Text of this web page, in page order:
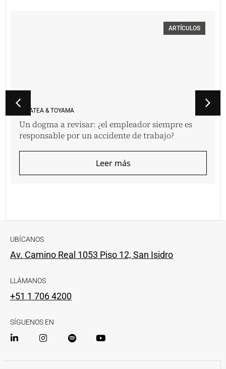
ARTÍCULOS
VINATEA & TOYAMA
Un dogma a revisar: ¿el empleador siempre es
responsable por un accidente de trabajo?
Leer más
UBÍCANOS
Av. Camino Real 1053 Piso 12, San Isidro
LLÁMANOS
+51 1 706 4200
SÍGUENOS EN